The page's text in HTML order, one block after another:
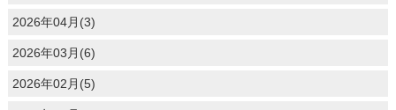
2026年04月(3)
2026年03月(6)
2026年02月(5)